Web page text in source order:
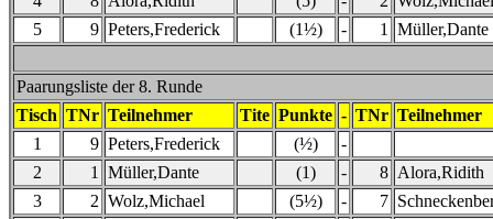
5
9 Peters,Frederick (1½) - 1 Müller,Dante
Paarungsliste der 8. Runde
Tisch TNr Teilnehmer Tite Punkte - TNr Teilnehmer
1
9 Peters,Frederick (½)
-
2
1 Müller,Dante (1) - 8 Alora,Ridith
3
2 Wolz,Michael (5½) - 7